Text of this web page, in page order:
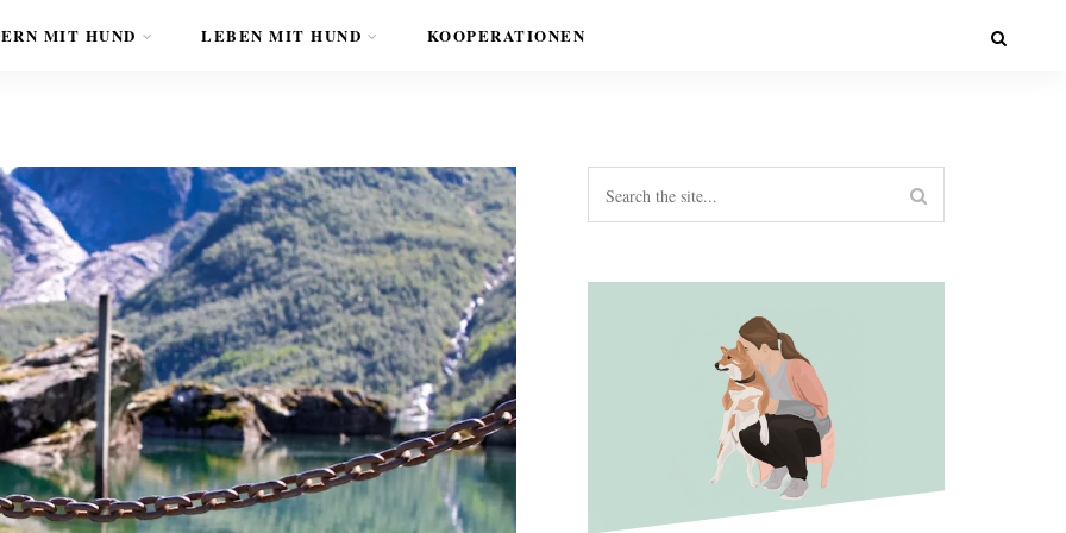
MIT HUND LEBEN MIT HUND KOOPERATIONEN